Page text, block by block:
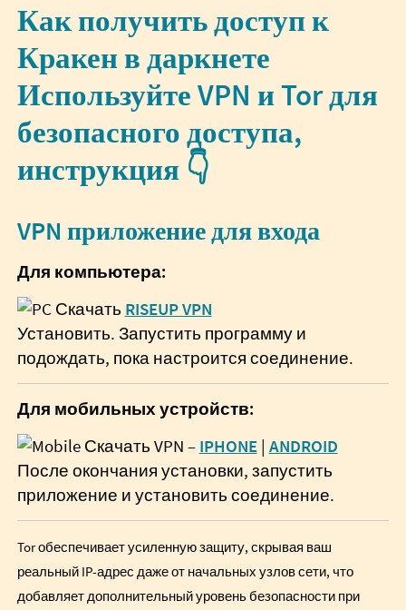
Как получить доступ к
Кракен в даркнете
Используйте VPN и Tor для
безопасного доступа,
инструкция 👇
VPN приложение для входа
Для компьютера:
Скачать RISEUP VPN
Установить. Запустить программу и
подождать, пока настроится соединение.
Для мобильных устройств:
Скачать VPN – IPHONE| ANDROID
После окончания установки, запустить
приложение и установить соединение.
Tor обеспечивает усиленную защиту, скрывая ваш
реальный IP-адрес даже от начальных узлов сети, что
добавляет дополнительный уровень безопасности при